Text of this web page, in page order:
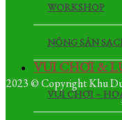
WORKSHOP
NÔNG SẢN
VUI CHƠI &
VUI CHƠI –
2023 © Copyright Khu